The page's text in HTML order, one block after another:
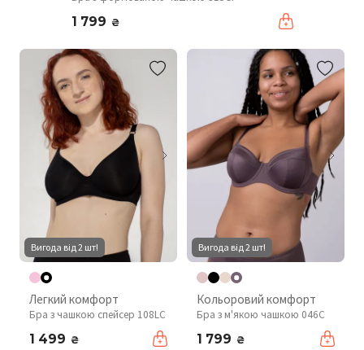
1 799 ₴
Вигода від 2 шт!
Легкий комфорт
Бра з чашкою спейсер 108LC
1 499 ₴
Вигода від 2 шт!
Кольоровий комфорт
Бра з м'якою чашкою 046C
1 799 ₴